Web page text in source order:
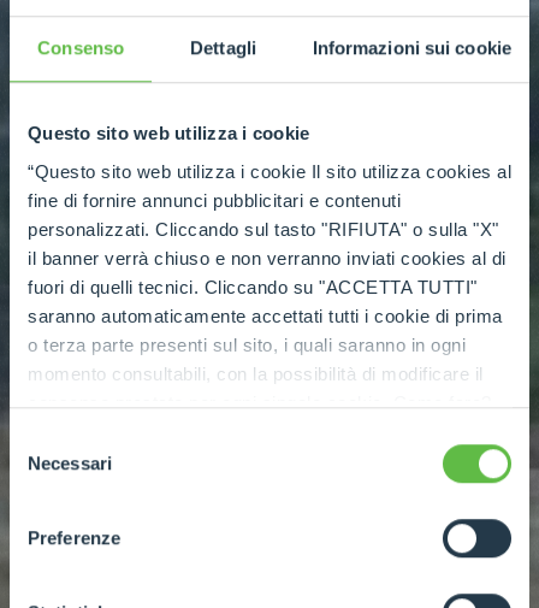
Consenso Dettagli Informazioni sui cookie
Questo sito web utilizza i cookie
“Questo sito web utilizza i cookie Il sito utilizza cookies al
fine di fornire annunci pubblicitari e contenuti
personalizzati. Cliccando sul tasto "RIFIUTA" o sulla "X"
il banner verrà chiuso e non verranno inviati cookies al di
fuori di quelli tecnici. Cliccando su "ACCETTA TUTTI"
saranno automaticamente accettati tutti i cookie di prima
o terza parte presenti sul sito, i quali saranno in ogni
momento consultabili, con la possibilità di modificare il
consenso prestato per ogni singolo cookie. Come fare?
ogni pagina, selezionare "Modifichi il suo consenso" e
dell'informativa completa nel footer presente in ogni
pagina. Per esercitare i diritti riconosciuti all'interessato ai
delNecessari
Preferenze